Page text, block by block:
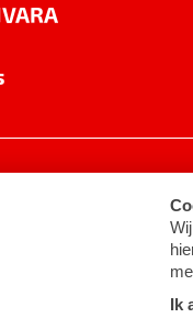
Cookie-instellingen